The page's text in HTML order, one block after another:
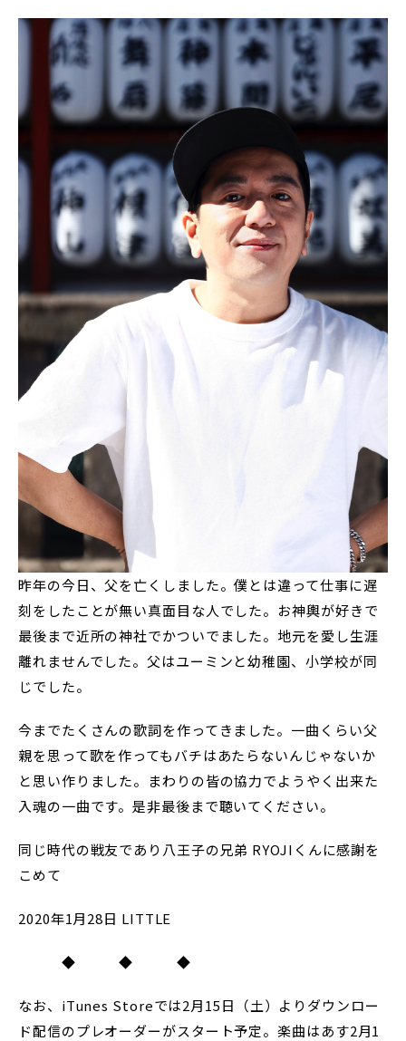
昨年の今日、父を亡くしました。僕とは違って仕事に遅
刻をしたことが無い真面目な人でした。お神輿が好きで
最後まで近所の神社でかついでました。地元を愛し生涯
離れませんでした。父はユーミンと幼稚園、小学校が同
じでした。
今までたくさんの歌詞を作ってきました。一曲くらい父
親を思って歌を作ってもバチはあたらないんじゃないか
と思い作りました。まわりの皆の協力でようやく出来た
入魂の一曲です。是非最後まで聴いてください。
同じ時代の戦友であり八王子の兄弟 RYOJIくんに感謝を
こめて
2020年1月28日 LITTLE
◆ ◆ ◆
なお、iTunes Storeでは2月15日（土）よりダウンロー
ド配信のプレオーダーがスタート予定。楽曲はあす2月1